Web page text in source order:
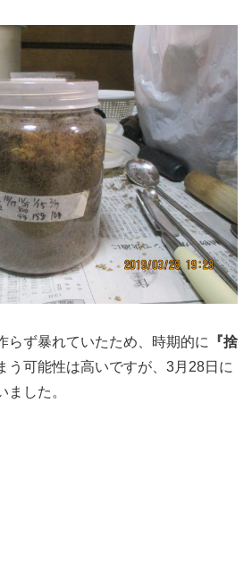
らず暴れていたため、時期的に
『捨
う可能性は高いですが、3月28日に
した。